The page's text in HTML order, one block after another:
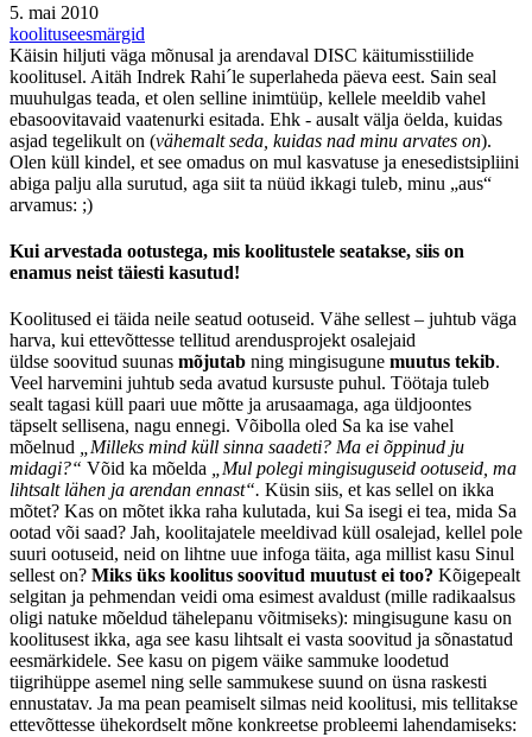
5. mai 2010
koolituseesmärgid
Käisin hiljuti väga mõnusal ja arendaval DISC käitumisstiilide
koolitusel. Aitäh Indrek Rahi´le superlaheda päeva eest. Sain seal
muuhulgas teada, et olen selline inimtüüp, kellele meeldib vahel
ebasoovitavaid vaatenurki esitada. Ehk - ausalt välja öelda, kuidas
asjad tegelikult on (vähemalt seda, kuidas nad minu arvates on).
Olen küll kindel, et see omadus on mul kasvatuse ja enesedistsipliini
abiga palju alla surutud, aga siit ta nüüd ikkagi tuleb, minu „aus“
arvamus: ;)
Kui arvestada ootustega, mis koolitustele seatakse, siis on
enamus neist täiesti kasutud!
Koolitused ei täida neile seatud ootuseid. Vähe sellest – juhtub väga
harva, kui ettevõttesse tellitud arendusprojekt osalejaid
üldse soovitud suunas mõjutab ning mingisugune muutus tekib.
Veel harvemini juhtub seda avatud kursuste puhul. Töötaja tuleb
sealt tagasi küll paari uue mõtte ja arusaamaga, aga üldjoontes
täpselt sellisena, nagu ennegi. Võibolla oled Sa ka ise vahel
mõelnud
„Milleks mind küll sinna saadeti? Ma ei õppinud ju
midagi?“ Võid ka mõelda
„Mul polegi mingisuguseid ootuseid, ma
lihtsalt lähen ja arendan ennast“. Küsin siis, et kas sellel on ikka
mõtet? Kas on mõtet ikka raha kulutada, kui Sa isegi ei tea, mida Sa
ootad või saad? Jah, koolitajatele meeldivad küll osalejad, kellel pole
suuri ootuseid, neid on lihtne uue infoga täita, aga millist kasu Sinul
sellest on? Miks üks koolitus soovitud muutust ei too? Kõigepealt
selgitan ja pehmendan veidi oma esimest avaldust (mille radikaalsus
oligi natuke mõeldud tähelepanu võitmiseks): mingisugune kasu on
koolitusest ikka, aga see kasu lihtsalt ei vasta soovitud ja sõnastatud
eesmärkidele. See kasu on pigem väike sammuke loodetud
tiigrihüppe asemel ning selle sammukese suund on üsna raskesti
ennustatav. Ja ma pean peamiselt silmas neid koolitusi, mis tellitakse
ettevõttesse ühekordselt mõne konkreetse probleemi lahendamiseks: